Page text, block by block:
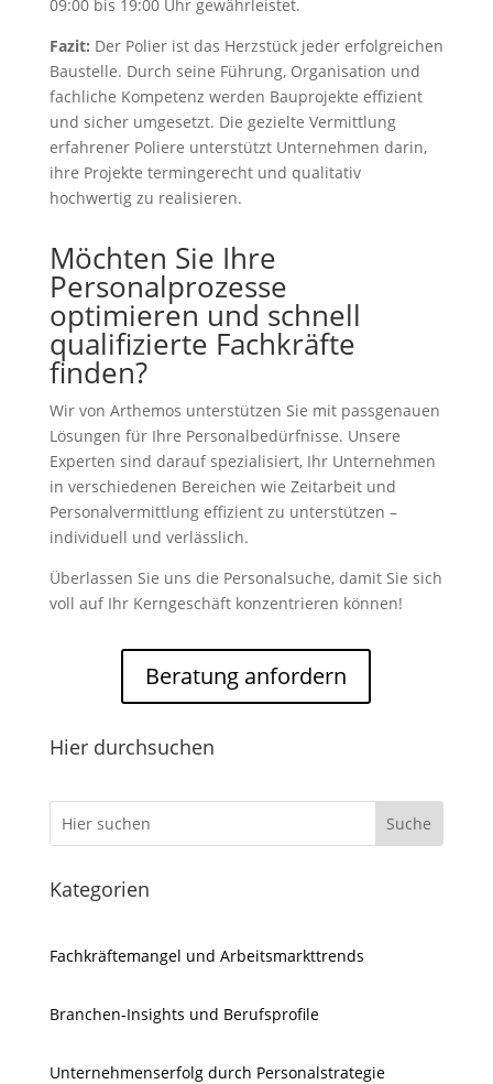
09:00 bis 19:00 Uhr gewährleistet.
Fazit: Der Polier ist das Herzstück jeder erfolgreichen
Baustelle. Durch seine Führung, Organisation und
fachliche Kompetenz werden Bauprojekte effizient
und sicher umgesetzt. Die gezielte Vermittlung
erfahrener Poliere unterstützt Unternehmen darin,
ihre Projekte termingerecht und qualitativ
hochwertig zu realisieren.
Möchten Sie Ihre
Personalprozesse
optimieren und schnell
qualifizierte Fachkräfte
finden?
Wir von Arthemos unterstützen Sie mit passgenauen
Lösungen für Ihre Personalbedürfnisse. Unsere
Experten sind darauf spezialisiert, Ihr Unternehmen
in verschiedenen Bereichen wie Zeitarbeit und
Personalvermittlung effizient zu unterstützen –
individuell und verlässlich.
Überlassen Sie uns die Personalsuche, damit Sie sich
voll auf Ihr Kerngeschäft konzentrieren können!
Beratung anfordern
Hier durchsuchen
Kategorien
Fachkräftemangel und Arbeitsmarkttrends
Branchen-Insights und Berufsprofile
Unternehmenserfolg durch Personalstrategie